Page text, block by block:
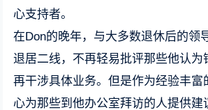
心支持者。
在Don的晚年，与大多数退休后的领
退居二线，不再轻易批评那些他认为
再干涉具体业务。但是作为经验丰富
心为那些到他办公室拜访的人提供建